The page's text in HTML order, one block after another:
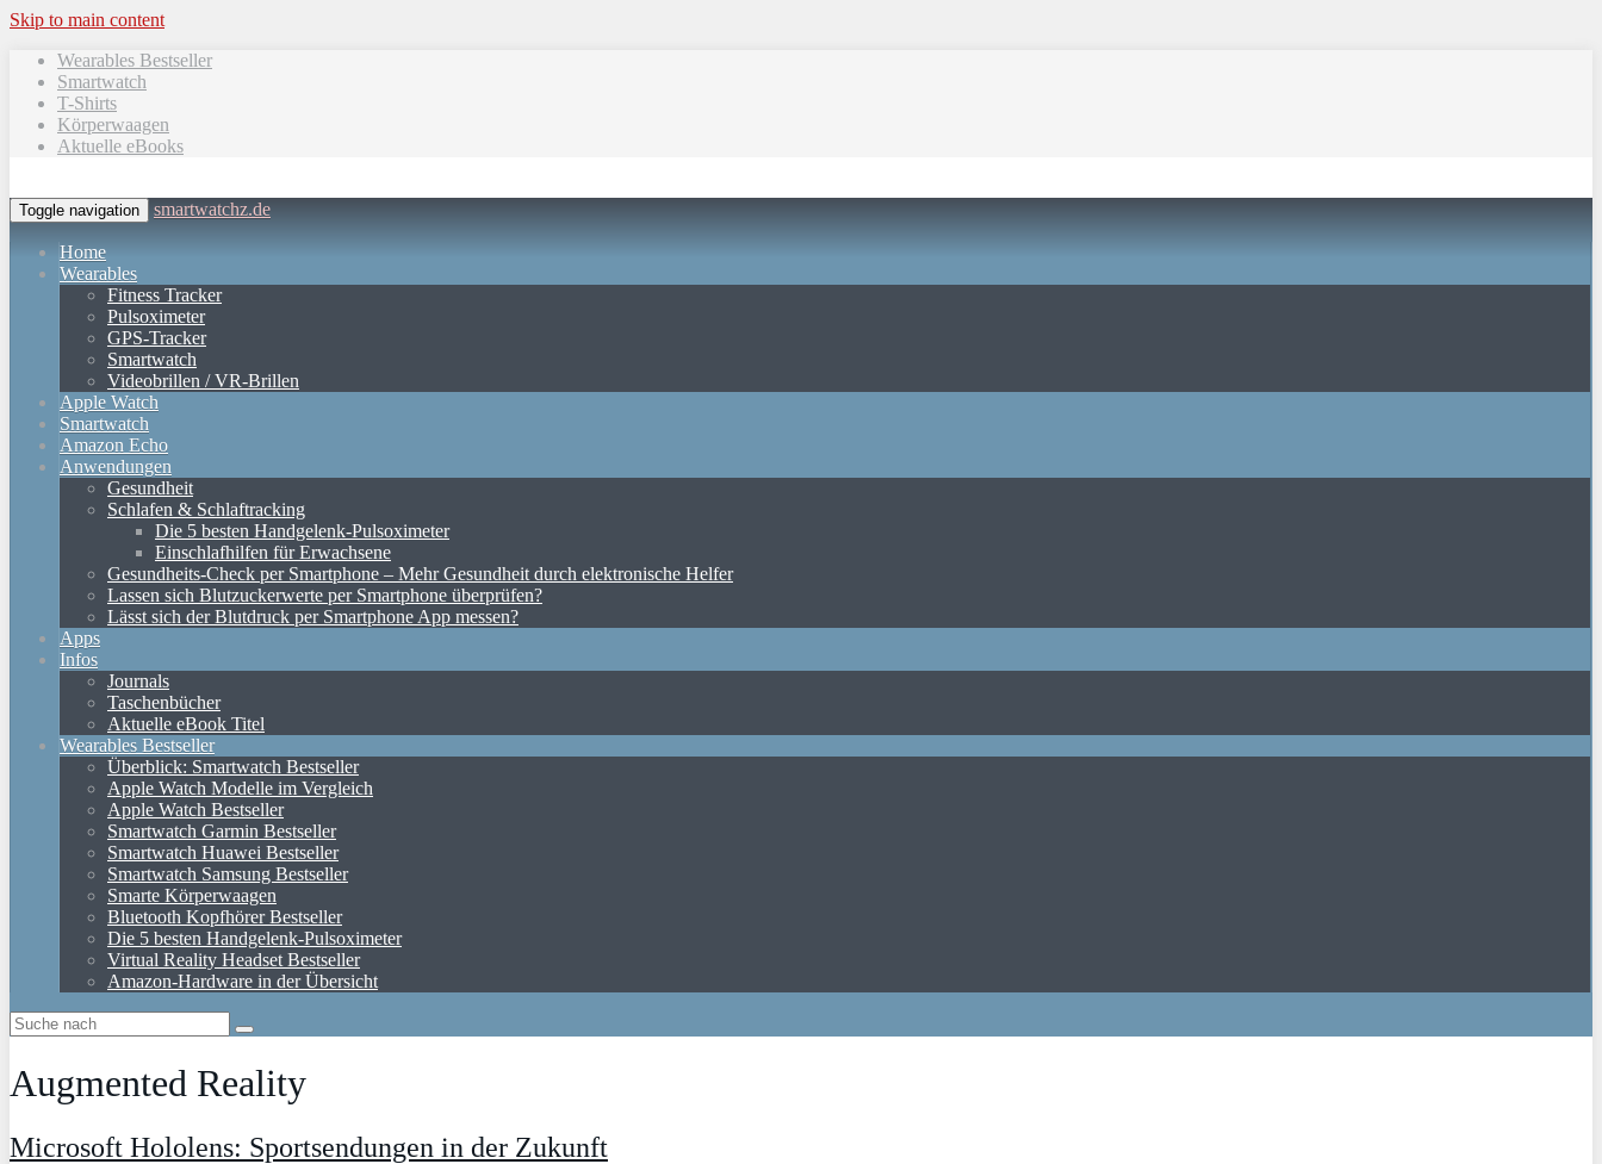
Skip to main content
Wearables Bestseller
Smartwatch
T-Shirts
Körperwaagen
Aktuelle eBooks
Toggle navigation smartwatchz.de
Home
Wearables
Fitness Tracker
Pulsoximeter
GPS-Tracker
Smartwatch
Videobrillen / VR-Brillen
Apple Watch
Smartwatch
Amazon Echo
Anwendungen
Gesundheit
Schlafen & Schlaftracking
Die 5 besten Handgelenk-Pulsoximeter
Einschlafhilfen für Erwachsene
Gesundheits-Check per Smartphone – Mehr Gesundheit durch elektronische Helfer
Lassen sich Blutzuckerwerte per Smartphone überprüfen?
Lässt sich der Blutdruck per Smartphone App messen?
Apps
Infos
Journals
Taschenbücher
Aktuelle eBook Titel
Wearables Bestseller
Überblick: Smartwatch Bestseller
Apple Watch Modelle im Vergleich
Apple Watch Bestseller
Smartwatch Garmin Bestseller
Smartwatch Huawei Bestseller
Smartwatch Samsung Bestseller
Smarte Körperwaagen
Bluetooth Kopfhörer Bestseller
Die 5 besten Handgelenk-Pulsoximeter
Virtual Reality Headset Bestseller
Amazon-Hardware in der Übersicht
Augmented Reality
Microsoft Hololens: Sportsendungen in der Zukunft